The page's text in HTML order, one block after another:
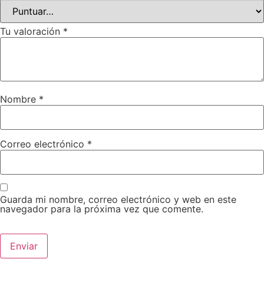
Tu valoración *
Nombre *
Correo electrónico *
Guarda mi nombre, correo electrónico y web en este
navegador para la próxima vez que comente.